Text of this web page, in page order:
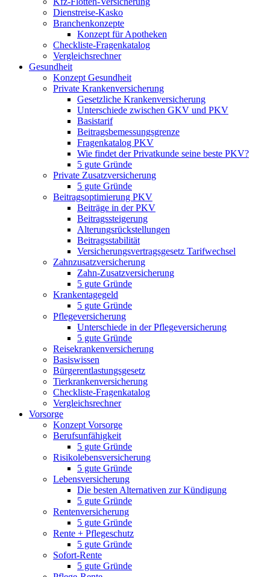
Dienstreise-Kasko
Branchenkonzepte
Konzept für Apotheken
Checkliste-Fragenkatalog
Vergleichsrechner
Gesundheit
Konzept Gesundheit
Private Krankenversicherung
Gesetzliche Krankenversicherung
Unterschiede zwischen GKV und PKV
Basistarif
Beitragsbemessungsgrenze
Fragenkatalog PKV
Wie findet der Privatkunde seine beste PKV?
5 gute Gründe
Private Zusatzversicherung
5 gute Gründe
Beitragsoptimierung PKV
Beiträge in der PKV
Beitragssteigerung
Alterungsrückstellungen
Beitragsstabilität
Versicherungsvertragsgesetz Tarifwechsel
Zahnzusatzversicherung
Zahn-Zusatzversicherung
5 gute Gründe
Krankentagegeld
5 gute Gründe
Pflegeversicherung
Unterschiede in der Pflegeversicherung
5 gute Gründe
Reisekrankenversicherung
Basiswissen
Bürgerentlastungsgesetz
Tierkrankenversicherung
Checkliste-Fragenkatalog
Vergleichsrechner
Vorsorge
Konzept Vorsorge
Berufsunfähigkeit
5 gute Gründe
Risikolebensversicherung
5 gute Gründe
Lebensversicherung
Die besten Alternativen zur Kündigung
5 gute Gründe
Rentenversicherung
5 gute Gründe
Rente + Pflegeschutz
5 gute Gründe
Sofort-Rente
5 gute Gründe